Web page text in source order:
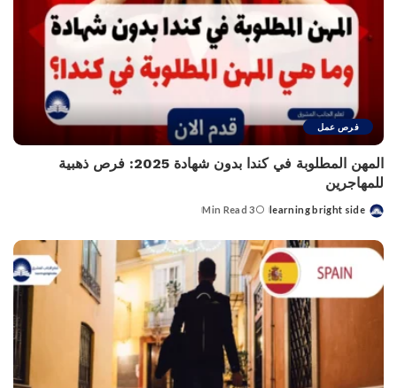
فرص عمل
المهن المطلوبة في كندا بدون شهادة 2025: فرص ذهبية
للمهاجرين
Posted
learning bright side
3 Min Read